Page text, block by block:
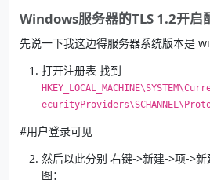
Windows服务器的TLS 1.2开启
先说一下我这边得服务器系统版本是
打开注册表 找到
#用户登录可见
然后以此分别 右键->新建->项->新
图：